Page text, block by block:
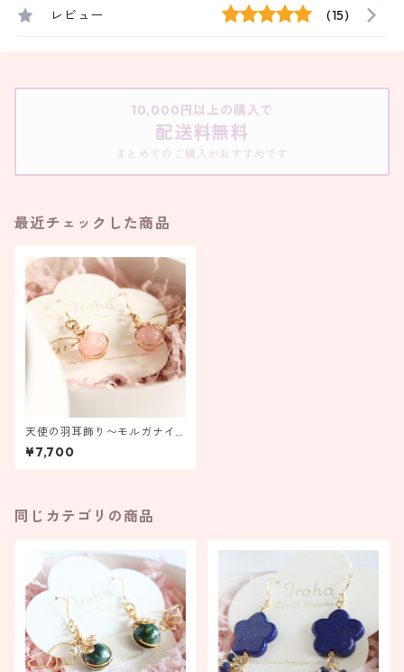
レビュー (15)
10,000円以上の購入で
配送料無料
まとめてのご購入がおすすめです
最近チェックした商品
天使の羽耳飾り〜モルガナイ
ト〜【金具の変更ができま
す！】
¥7,700
同じカテゴリの商品